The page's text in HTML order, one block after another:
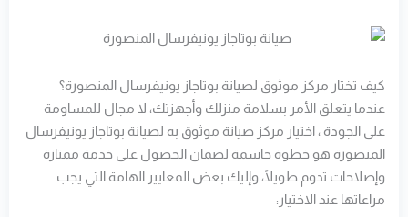
كيف تختار مركز موثوق لصيانة بوتاجاز يونيفرسال المنصورة؟
عندما يتعلق الأمر بسلامة منزلك وأجهزتك، لا مجال للمساومة
على الجودة ، اختيار مركز صيانة موثوق به لصيانة بوتاجاز يونيفرسال
المنصورة هو خطوة حاسمة لضمان الحصول على خدمة ممتازة
وإصلاحات تدوم طويلًا، وإليك بعض المعايير الهامة التي يجب
مراعاتها عند الاختيار: